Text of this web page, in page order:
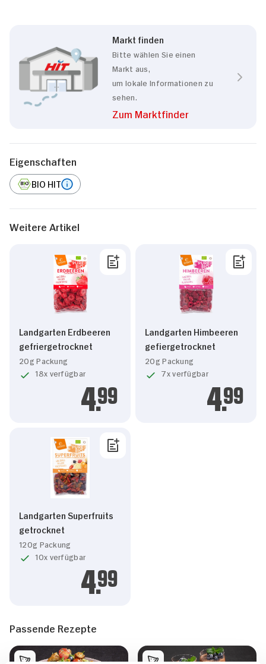
Markt finden
Bitte wählen Sie einen
Markt aus,
um lokale Informationen zu
sehen.
Zum Marktfinder
Eigenschaften
BIO HIT
Weitere Artikel
Landgarten Erdbeeren
gefriergetrocknet
20g Packung
18x verfügbar
4.99
Landgarten Himbeeren
gefiergetrocknet
20g Packung
7x verfügbar
4.99
Landgarten Superfruits
getrocknet
120g Packung
10x verfügbar
4.99
Passende Rezepte